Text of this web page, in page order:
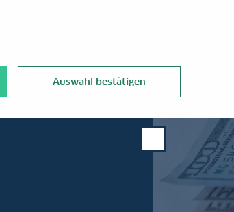
der US-
gegenüber denAuswahl bestätigen